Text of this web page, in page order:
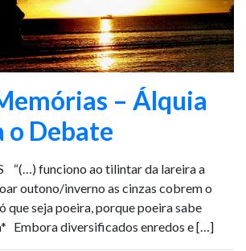
– Álquia
o Debate
“(…) funciono ao tilintar da lareira a
outono/inverno as cinzas cobrem o
que seja poeira, porque poeira sabe
Embora diversificados enredos e […]